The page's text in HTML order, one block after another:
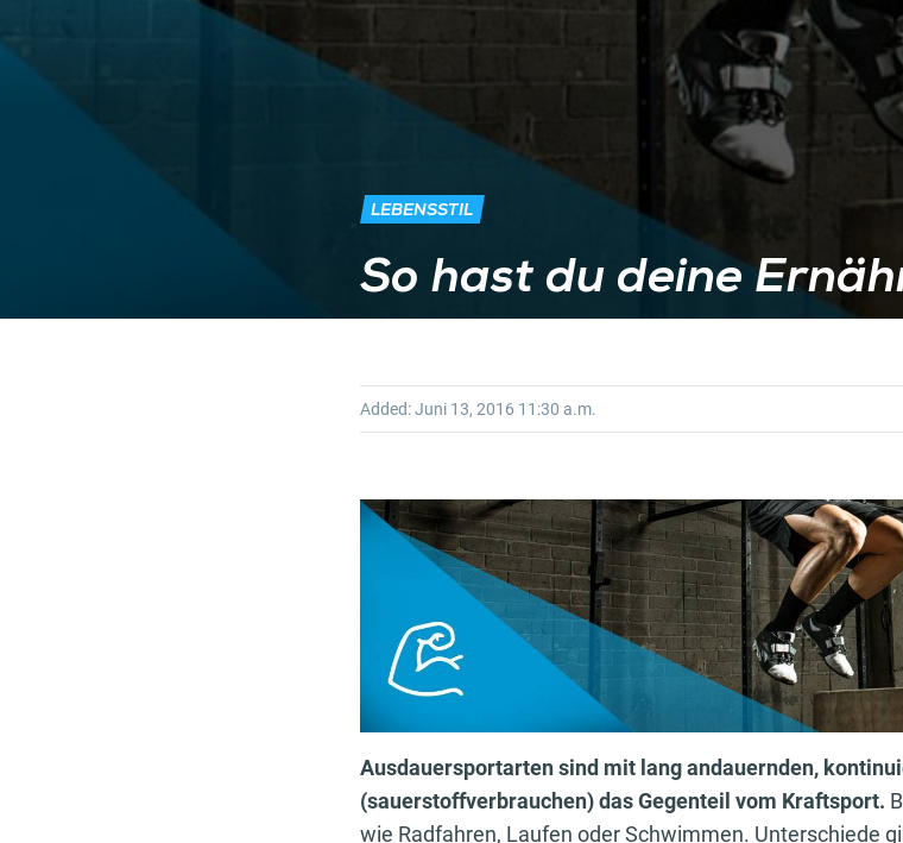
LEBENSSTIL
So hast du deine
Added:Juni 13, 2016 11:30 a.m.
Ausdauersportarten sind mit lang andauernden,
(sauerstoffverbrauchen) das Gegenteil vom Kraftsport.
wie Radfahren, Laufen oder Schwimmen. Unterschiede